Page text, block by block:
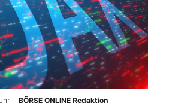
· BÖRSE ONLINE Redaktion